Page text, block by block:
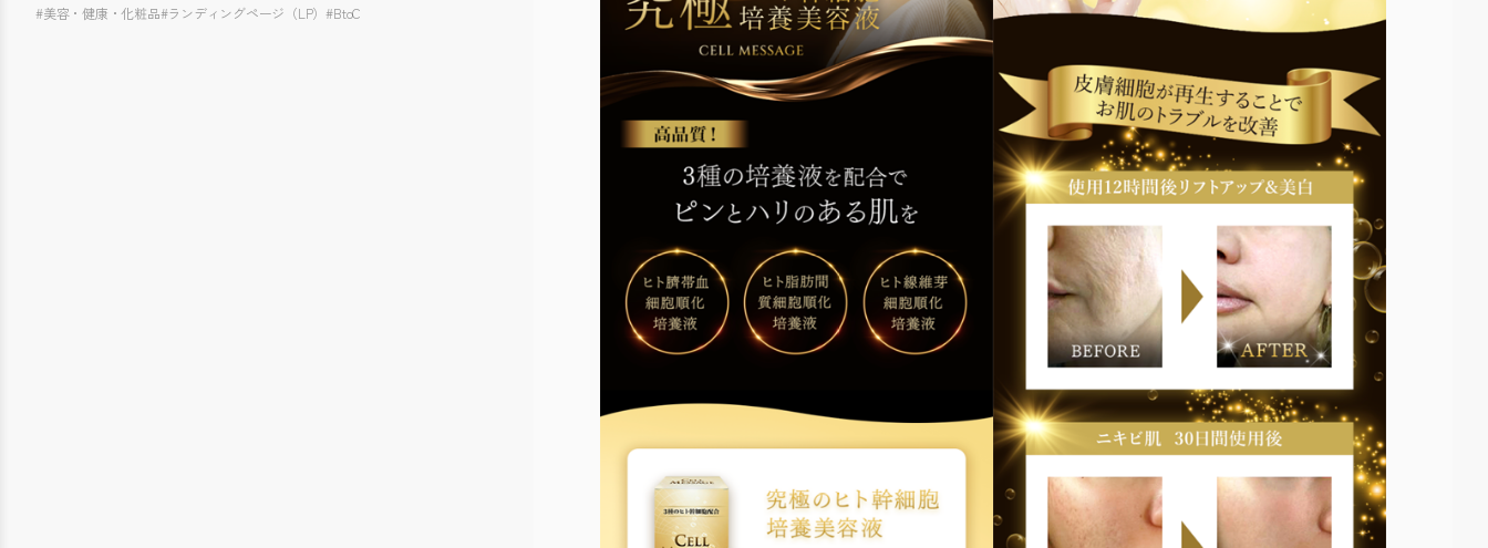
#美容・健康・化粧品#ランディングページ（LP）#BtoC